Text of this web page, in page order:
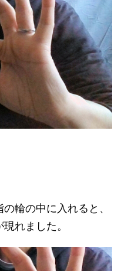
輪の中に入れると、
れました。